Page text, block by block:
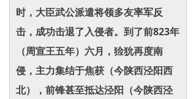
时，大臣武公派遣将领多友率军反
击，成功击退了入侵者。到了前823年
（周宣王五年）六月，猃狁再度南
侵，主力集结于焦获（今陕西泾阳西
北），前锋甚至抵达泾阳（今陕西泾